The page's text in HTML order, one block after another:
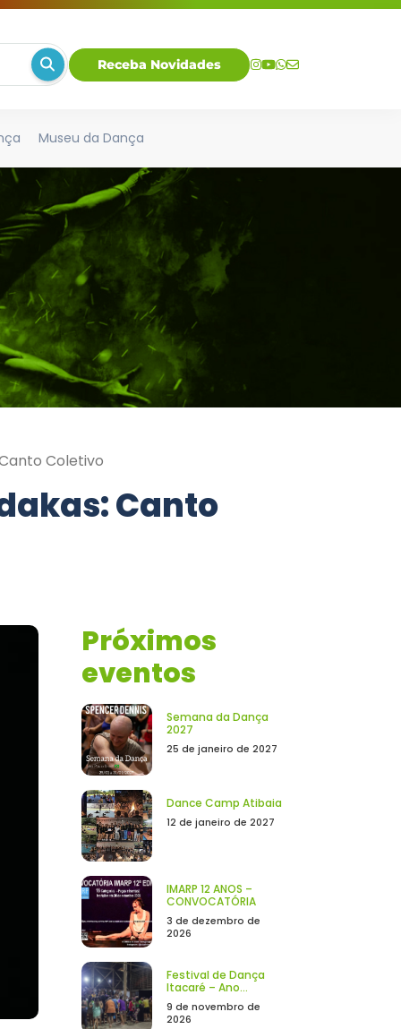
Receba Novidades
Museu da Dança
Coletivo
Canto
Próximos
eventos
Semana da Dança
2027
25 de janeiro de 2027
Dance Camp Atibaia
12 de janeiro de 2027
IMARP 12 ANOS –
CONVOCATÓRIA
3 de dezembro de
2026
Festival de Dança
Itacaré – Ano...
9 de novembro de
2026